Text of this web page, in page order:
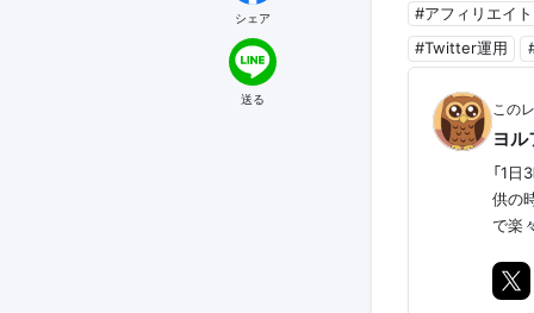
#アフィリエイト
#Twitter運用
この
ヨル
「1
供の
で楽
シェア
送る